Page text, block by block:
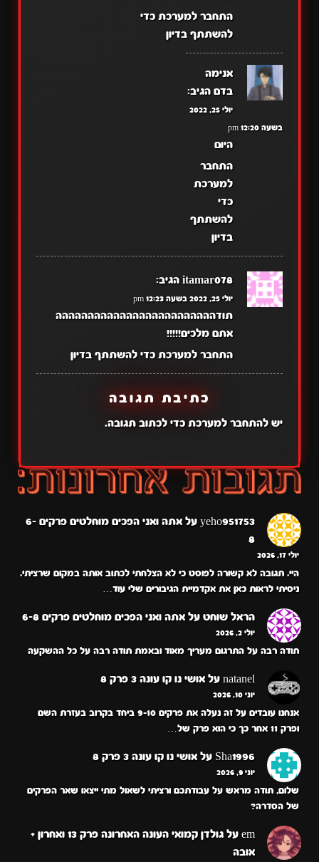
התחבר למערכת כדי
להשתתף בדיון
אנימה
בדם הגיב:
יולי 25, 2022
בשעה 12:20 pm
היום
התחבר
למערכת
כדי
להשתתף
בדיון
itamar078 הגיב:
יולי 25, 2022 בשעה 12:23 pm
תודההההההההההההההההההההההההה
אתם מלכים!!!!!
התחבר למערכת כדי להשתתף בדיון
כתיבת תגובה
יש להתחבר למערכתכדי לכתוב תגובה.
yeho951753 על
אתה ואני הפכים מוחלטים פרקים 6-
8
יולי 17, 2026
היי. תגובה לא קשורה לפוסט כי לא הצלחתי לכתוב אותה במקום שרציתי.
ניסיתי לראות כאן את אקדמיית הגיבורים שלי עוד…
הראל שוחט על אתה ואני הפכים מוחלטים פרקים 6-8
יולי 2, 2026
תודה רבה על התרגום מעריך מאוד ובאמת תודה רבה על כל ההשקעה
natanel על אושי נו קו עונה 3 פרק 8
יוני 10, 2026
אנחנו עובדים על זה נעלה את פרקים 9-10 ביחד בקרוב בעזרת השם
ופרק 11 אחר כך כי הוא פרק של…
Sha1996 על אושי נו קו עונה 3 פרק 8
יוני 9, 2026
שלום, תודה מראש על עבודתכם ורציתי לשאול מתי ייצאו שאר הפרקים
של הסדרה?
em על
גולדן קמואי העונה האחרונה פרק 13 ואחרון +
אובה